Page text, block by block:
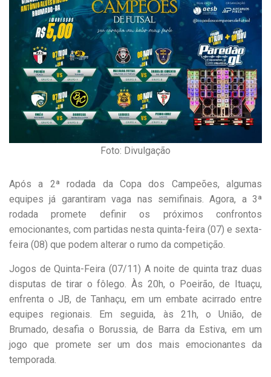
Foto: Divulgação
Após a 2ª rodada da Copa dos Campeões, algumas
equipes já garantiram vaga nas semifinais. Agora, a 3ª
rodada promete definir os próximos confrontos
emocionantes, com partidas nesta quinta-feira (07) e sexta-
feira (08) que podem alterar o rumo da competição.
Jogos de Quinta-Feira (07/11) A noite de quinta traz duas
disputas de tirar o fôlego. Às 20h, o Poeirão, de Ituaçu,
enfrenta o JB, de Tanhaçu, em um embate acirrado entre
equipes regionais. Em seguida, às 21h, o União, de
Brumado, desafia o Borussia, de Barra da Estiva, em um
jogo que promete ser um dos mais emocionantes da
temporada.